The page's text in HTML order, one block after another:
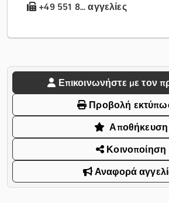
+49 551 8... αγγελίες
Επικοινωνήστε με τον
Προβολή
Αποθήκευση
Κοινοποίηση
Αναφορά